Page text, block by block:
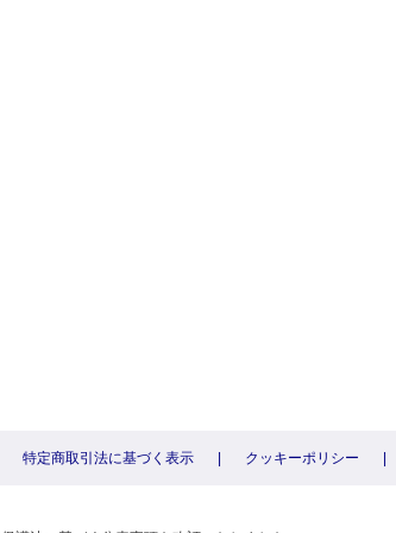
特定商取引法に基づく表示 クッキーポリシー